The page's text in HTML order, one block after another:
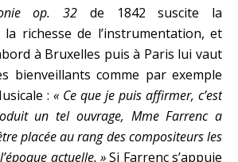
op. 32 de 1842 suscite la
richesse de l’instrumentation, et
à Bruxelles puis à Paris lui vaut
bienveillants comme par exemple
: « Ce que je puis affirmer, c’est
un tel ouvrage, Mme Farrenc a
placée au rang des compositeurs les
actuelle. »Si Farrenc s’appuie